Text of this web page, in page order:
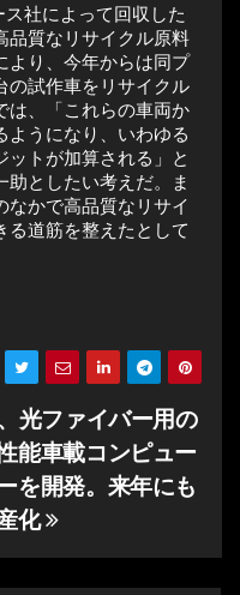
社によって回収した
品質なリサイクル原料
より、今年からは同プ
の試作車をリサイクル
は、「これらの車両か
ようになり、いわゆる
トが加算される」と
助としたい考えだ。ま
なかで高品質なリサイ
る道筋を整えたとして
光ファイバー用の
能車載コンピュー
を開発。来年にも
化